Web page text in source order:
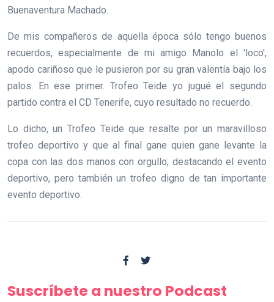
Buenaventura Machado.
De mis compañeros de aquella época sólo tengo buenos
recuerdos, especialmente de mi amigo Manolo el 'loco',
apodo cariñoso que le pusieron por su gran valentía bajo los
palos. En ese primer. Trofeo Teide yo jugué el segundo
partido contra el CD Tenerife, cuyo resultado no recuerdo.
Lo dicho, un Trofeo Teide que resalte por un maravilloso
trofeo deportivo y que al final gane quien gane levante la
copa con las dos manos con orgullo; destacando el evento
deportivo, pero también un trofeo digno de tan importante
evento deportivo.
Suscríbete a nuestro Podcast